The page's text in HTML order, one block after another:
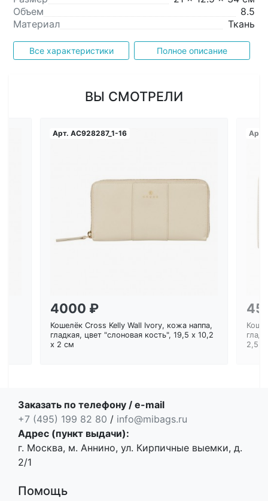
Объем
8.5
Материал
Ткань
Все характеристики Полное описание
ВЫ СМОТРЕЛИ
Арт. AC928287_1-16
4000 ₽
Кошелёк Cross Kelly Wall Ivory, кожа наппа,
гладкая, цвет "слоновая кость", 19,5 x 10,2
x 2 см
Арт.
2,5
Заказать по телефону / e-mail
+7 (495) 199 82 80 / info@mibags.ru
Адрес (пункт выдачи):
г. Москва, м. Аннино, ул. Кирпичные выемки, д.
2/1
Помощь